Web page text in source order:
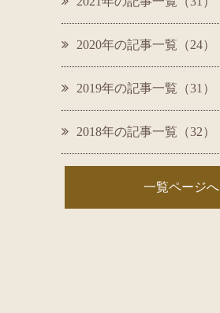
2020年の記事一覧（24）
2019年の記事一覧（31）
2018年の記事一覧（32）
一覧ページへ